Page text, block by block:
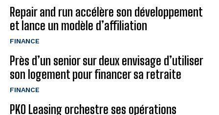
Repair and run accélère son développement
et lance un modèle d’affiliation
FINANCE
Près d’un senior sur deux envisage d’utiliser
son logement pour financer sa retraite
FINANCE
PKO Leasing orchestre ses opérations